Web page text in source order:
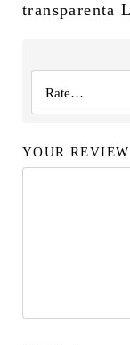
transparenta
YOUR REVIEW